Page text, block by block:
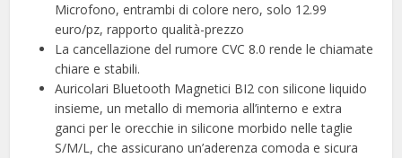
Microfono, entrambi di colore nero, solo 12.99
euro/pz, rapporto qualità-prezzo
La cancellazione del rumore CVC 8.0 rende le chiamate
chiare e stabili.
Auricolari Bluetooth Magnetici BI2 con silicone liquido
insieme, un metallo di memoria all’interno e extra
ganci per le orecchie in silicone morbido nelle taglie
S/M/L, che assicurano un’aderenza comoda e sicura